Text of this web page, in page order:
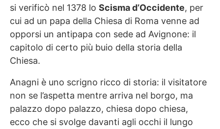
si verificò nel 1378 lo Scisma d’Occidente, per
cui ad un papa della Chiesa di Roma venne ad
opporsi un antipapa con sede ad Avignone: il
capitolo di certo più buio della storia della
Chiesa.
Anagni è uno scrigno ricco di storia: il visitatore
non se l’aspetta mentre arriva nel borgo, ma
palazzo dopo palazzo, chiesa dopo chiesa,
ecco che si svolge davanti agli occhi il lungo